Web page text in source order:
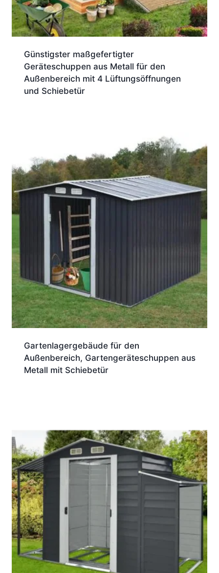
Günstigster maßgefertigter
Geräteschuppen aus Metall für den
Außenbereich mit 4 Lüftungsöffnungen
und Schiebetür
Gartenlagergebäude für den
Außenbereich, Gartengeräteschuppen aus
Metall mit Schiebetür